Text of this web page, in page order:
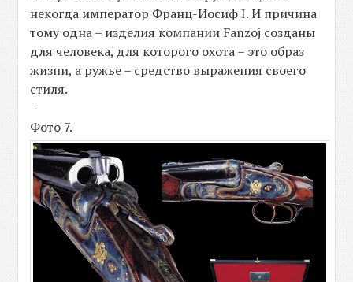
некогда император Франц-Иосиф I. И причина
тому одна – изделия компании Fanzoj созданы
для человека, для которого охота – это образ
жизни, а ружье – средство выражения своего
стиля.
-
Фото 7.